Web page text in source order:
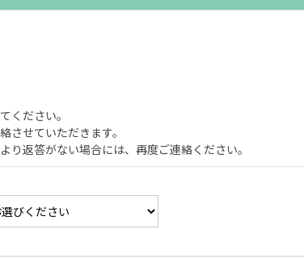
ください。
させていただきます。
返答がない場合には、再度ご連絡ください。